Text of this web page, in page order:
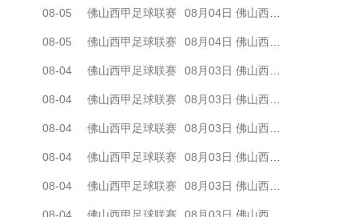
08-05 佛山西甲足球联赛 08月04日 佛山西甲足球联赛32强淘汰赛 贪玩游戏 VS 美的薪火 全场录像
08-05 佛山西甲足球联赛 08月04日 佛山西甲足球联赛32强淘汰赛 藝品高國際 VS 湛江狂狼·粵辉能源 全场录像
08-04 佛山西甲足球联赛 08月03日 佛山西甲足球联赛32强淘汰赛 广东客家青年 VS 广州英华思力U17 全场录像
08-04 佛山西甲足球联赛 08月03日 佛山西甲足球联赛32强淘汰赛 广州求信 VS 顺德新青年 全场录像
08-04 佛山西甲足球联赛 08月03日 佛山西甲足球联赛32强淘汰赛 大塘控股 VS 茂名市点都得 全场录像
08-04 佛山西甲足球联赛 08月03日 佛山西甲足球联赛32强淘汰赛 广东凤铝 VS 湛江八部科技 全场录像
08-04 佛山西甲足球联赛 08月03日 佛山西甲足球联赛32强淘汰赛 广州蜀地红 VS 广州戴拿模 全场录像
08-04 佛山西甲足球联赛 08月03日 佛山西甲足球联赛32强淘汰赛 三水乐民兴健力宝 VS 中国澳门澳科精英 全场录像